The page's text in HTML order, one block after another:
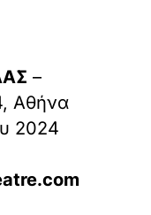
–
Αθήνα
2024